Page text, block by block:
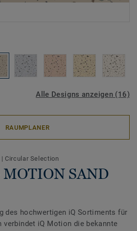
Alle Designs anzeigen (16)
RAUMPLANER
| Circular Selection
SAND
des hochwertigen iQ Sortiments für
verbindet iQ Motion die bekannte